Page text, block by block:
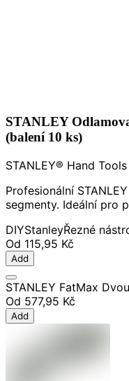
STANLEY
(balení 10 ks)
STANLEY® Hand Tools
Profesionální
segmenty. Ideální pro
DIYStanleyŘezné
Od 115,95 Kč
Add
STANLEY FatMax
Od 577,95 Kč
Add